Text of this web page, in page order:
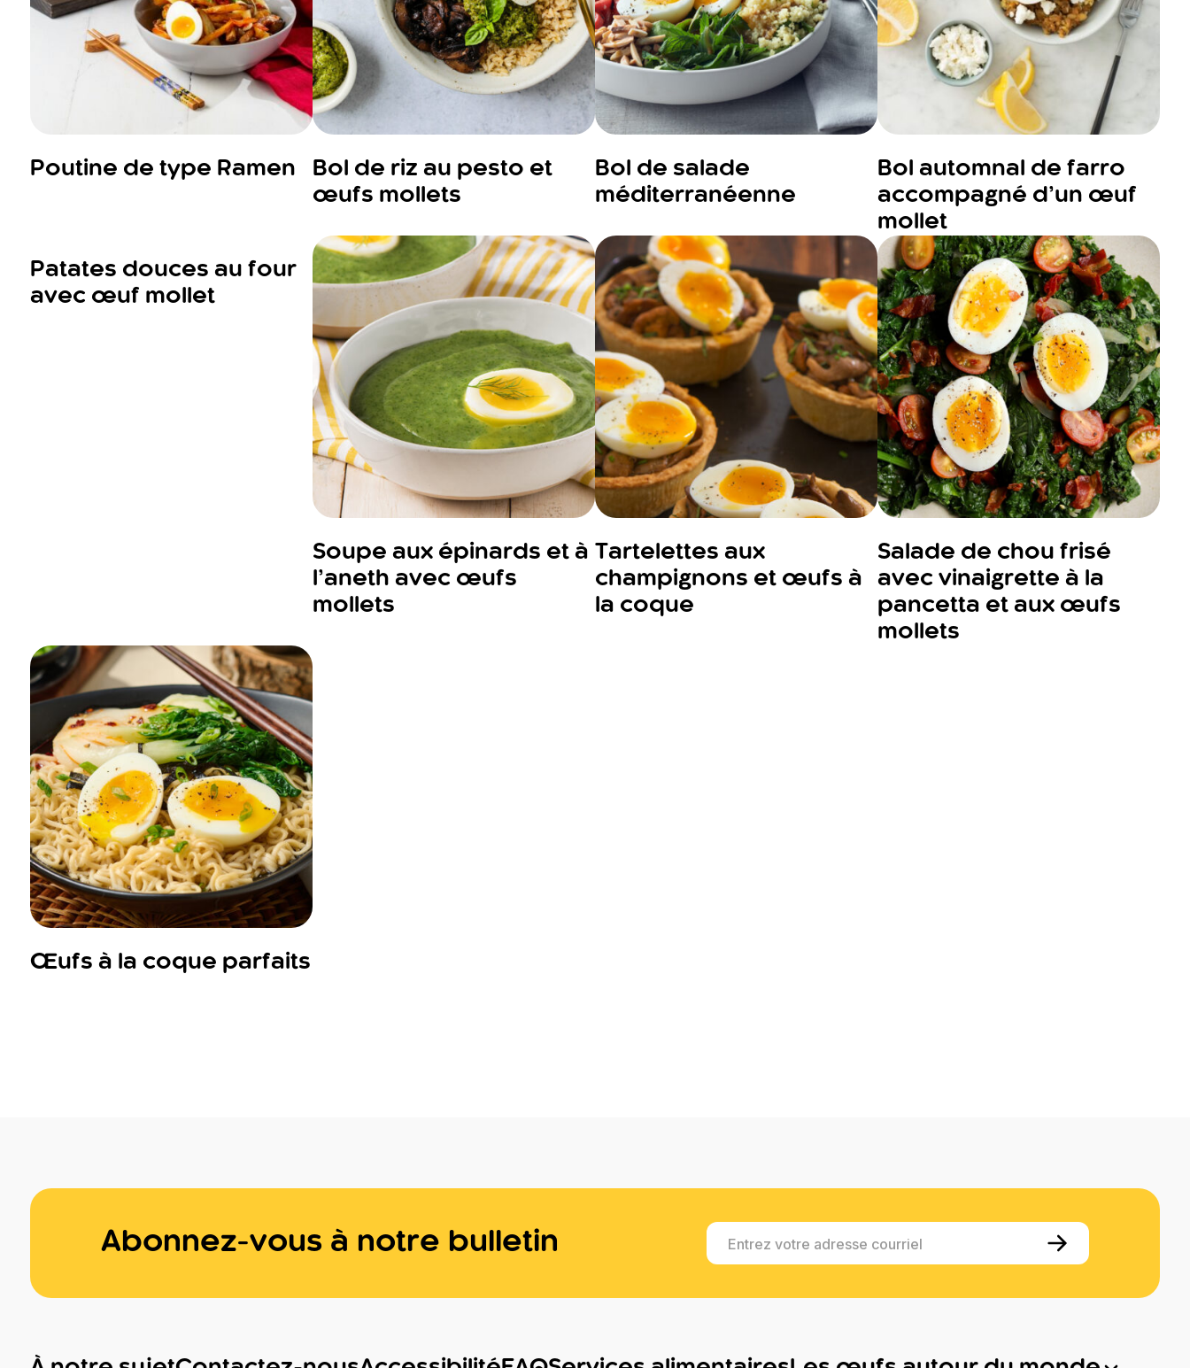
Poutine de type Ramen
Bol de riz au pesto et
œufs mollets
Bol de salade
méditerranéenne
Bol automnal de farro
accompagné d’un œuf
mollet
Patates douces au four
avec œuf mollet
Soupe aux épinards et à
l’aneth avec œufs
mollets
Tartelettes aux
champignons et œufs à
la coque
Salade de chou frisé
avec vinaigrette à la
pancetta et aux œufs
mollets
Œufs à la coque parfaits
Abonnez-vous à notre bulletin Entrez votre adresse courriel